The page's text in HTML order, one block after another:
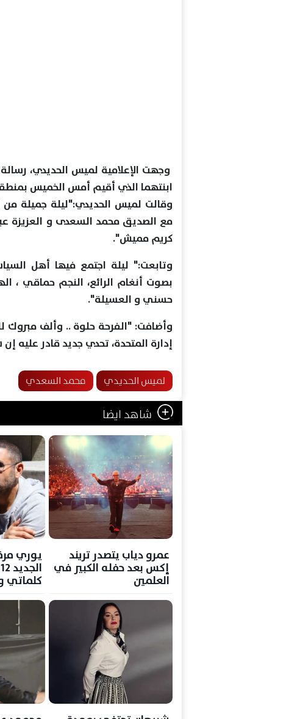
وجهت الإعلامية لميس الحديدي،
ابنتهما الذي أقيم أمس الخميس
وقالت لميس الحديدي:"ليلة جميلة من
مع الصديق محمد السعدى و العزيزة
كريم مميش".
وتابعت:" ليلة اجتمع فيها أهل
بصوت أنغام الرائع، النجم حماقي ،
حسني و العسيلة".
وأضافت: "الفرحة حلوة .. وألف مبروك
إدارة المتحدة، تحدي جديد قادر عليه إن
لميس الحديدي محمد السعدي
شاهد ايضا
عمرو دياب يتصدر تريند
إكس بعد حفله الكبير في
العلمين
يوري
كلماتي